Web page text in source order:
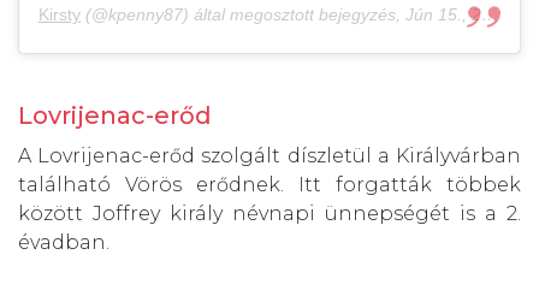
Kirsty (@kpenny87) által megosztott bejegyzés, Jún 15., 2018, időpont: 1:16 (PDT időzóna szerint)
Lovrijenac-erőd
A Lovrijenac-erőd szolgált díszletül a Királyvárban
található Vörös erődnek. Itt forgatták többek
között Joffrey király névnapi ünnepségét is a 2.
évadban.